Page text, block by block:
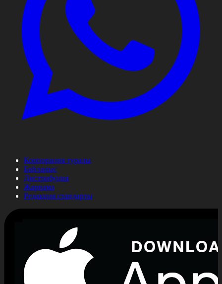
Корпорация туралы
Байланыс
Дистрибуция
Жарнама
Редакция стандарты